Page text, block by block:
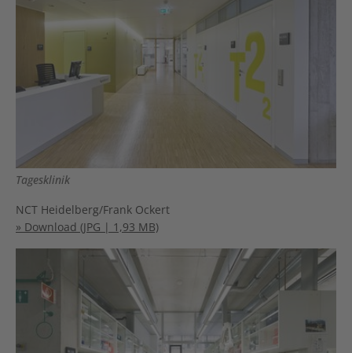
Tagesklinik
NCT Heidelberg/Frank Ockert
» Download (JPG | 1,93 MB)